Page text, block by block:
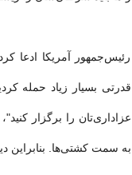
رئیس‌جمهور آمریکا ادعا
قدرتی بسیار زیاد حمله
عزاداری‌تان را برگزار
به سمت کشتی‌ها.